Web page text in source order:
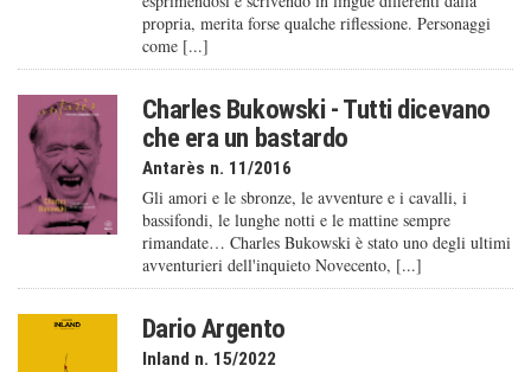
propria, merita forse qualche riflessione. Personaggi
come [...]
Charles Bukowski - Tutti dicevano
che era un bastardo
Antarès n. 11/2016
Gli amori e le sbronze, le avventure e i cavalli, i
bassifondi, le lunghe notti e le mattine sempre
rimandate… Charles Bukowski è stato uno degli ultimi
avventurieri dell'inquieto Novecento, [...]
Dario Argento
Inland n. 15/2022